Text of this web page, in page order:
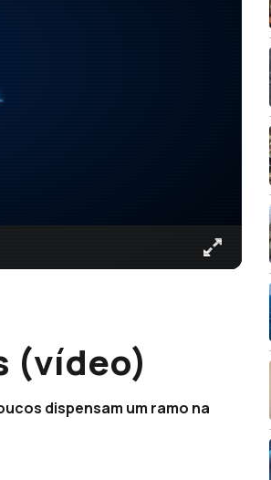
(vídeo)
dispensam um ramo na